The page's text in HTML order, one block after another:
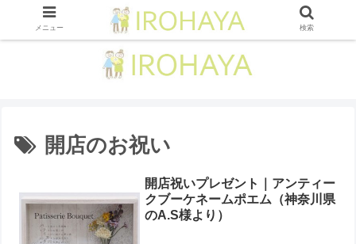
開店のお祝い
開店祝いプレゼント｜アンティー
クブーケネームポエム（神奈川県
のA.S様より ）
メニュー 検索